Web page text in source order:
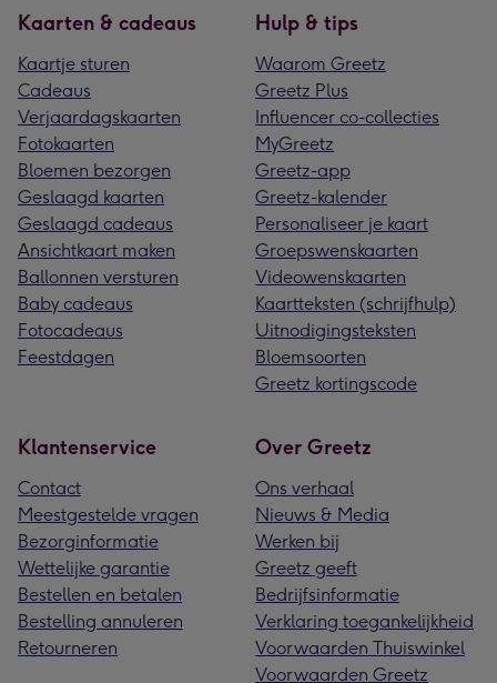
Kaarten & cadeaus
Kaartje sturen
Cadeaus
Verjaardagskaarten
Fotokaarten
Bloemen bezorgen
Geslaagd kaarten
Geslaagd cadeaus
Ansichtkaart maken
Ballonnen versturen
Baby cadeaus
Fotocadeaus
Feestdagen
Hulp & tips
Waarom Greetz
Greetz Plus
Influencer co-collecties
MyGreetz
Greetz-app
Greetz-kalender
Personaliseer je kaart
Groepswenskaarten
Videowenskaarten
Kaartteksten (schrijfhulp)
Uitnodigingsteksten
Bloemsoorten
Greetz kortingscode
Klantenservice
Contact
Meestgestelde vragen
Bezorginformatie
Wettelijke garantie
Bestellen en betalen
Bestelling annuleren
Retourneren
Over Greetz
Ons verhaal
Nieuws & Media
Werken bij
Greetz geeft
Bedrijfsinformatie
Verklaring toegankelijkheid
Voorwaarden Thuiswinkel
Voorwaarden Greetz